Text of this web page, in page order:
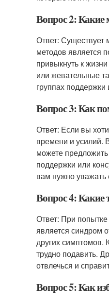
Вопрос 2: Какие
Ответ: Существует
методов является
привыкнуть к
или жевательные
группах поддержки
Вопрос 3: Как
Ответ: Если вы
времени и усилий.
можете
поддержки или
вам нужно уважать
Вопрос 4: Какие
Ответ: При
является синдром
других симптомов.
трудно подавить.
отвлечься и
Вопрос 5: Как